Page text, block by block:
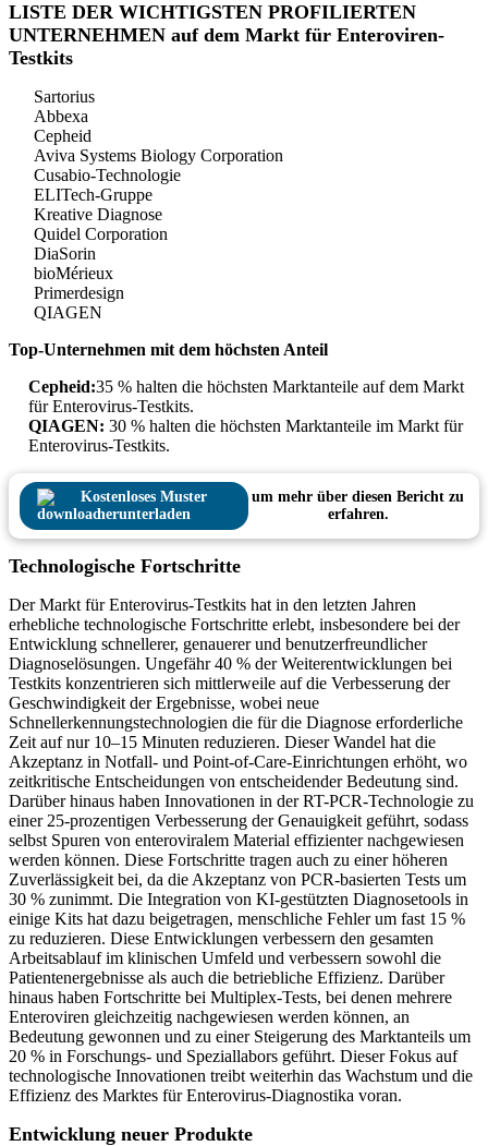
LISTE DER WICHTIGSTEN PROFILIERTEN
UNTERNEHMEN auf dem Markt für Enteroviren-
Testkits
Sartorius
Abbexa
Cepheid
Aviva Systems Biology Corporation
Cusabio-Technologie
ELITech-Gruppe
Kreative Diagnose
Quidel Corporation
DiaSorin
bioMérieux
Primerdesign
QIAGEN
Top-Unternehmen mit dem höchsten Anteil
Cepheid:35 % halten die höchsten Marktanteile auf dem Markt
für Enterovirus-Testkits.
QIAGEN: 30 % halten die höchsten Marktanteile im Markt für
Enterovirus-Testkits.
Kostenloses Muster
herunterladen
um mehr über diesen Bericht zu
erfahren.
Technologische Fortschritte
Der Markt für Enterovirus-Testkits hat in den letzten Jahren
erhebliche technologische Fortschritte erlebt, insbesondere bei der
Entwicklung schnellerer, genauerer und benutzerfreundlicher
Diagnoselösungen. Ungefähr 40 % der Weiterentwicklungen bei
Testkits konzentrieren sich mittlerweile auf die Verbesserung der
Geschwindigkeit der Ergebnisse, wobei neue
Schnellerkennungstechnologien die für die Diagnose erforderliche
Zeit auf nur 10–15 Minuten reduzieren. Dieser Wandel hat die
Akzeptanz in Notfall- und Point-of-Care-Einrichtungen erhöht, wo
zeitkritische Entscheidungen von entscheidender Bedeutung sind.
Darüber hinaus haben Innovationen in der RT-PCR-Technologie zu
einer 25-prozentigen Verbesserung der Genauigkeit geführt, sodass
selbst Spuren von enteroviralem Material effizienter nachgewiesen
werden können. Diese Fortschritte tragen auch zu einer höheren
Zuverlässigkeit bei, da die Akzeptanz von PCR-basierten Tests um
30 % zunimmt. Die Integration von KI-gestützten Diagnosetools in
einige Kits hat dazu beigetragen, menschliche Fehler um fast 15 %
zu reduzieren. Diese Entwicklungen verbessern den gesamten
Arbeitsablauf im klinischen Umfeld und verbessern sowohl die
Patientenergebnisse als auch die betriebliche Effizienz. Darüber
hinaus haben Fortschritte bei Multiplex-Tests, bei denen mehrere
Enteroviren gleichzeitig nachgewiesen werden können, an
Bedeutung gewonnen und zu einer Steigerung des Marktanteils um
20 % in Forschungs- und Speziallabors geführt. Dieser Fokus auf
technologische Innovationen treibt weiterhin das Wachstum und die
Effizienz des Marktes für Enterovirus-Diagnostika voran.
Entwicklung neuer Produkte